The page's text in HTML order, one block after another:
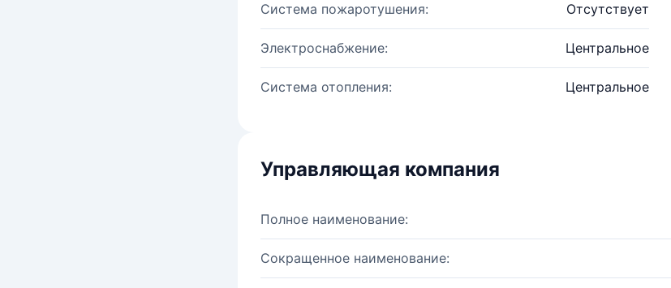
Система пожаротушения: Отсутствует
Электроснабжение: Центральное
Система отопления: Центральное
Управляющая компания
Полное наименование:
Сокращенное наименование: